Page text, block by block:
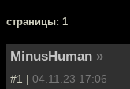
cтраницы: 1
MinusHuman »
#1 | 04.11.23 17:06